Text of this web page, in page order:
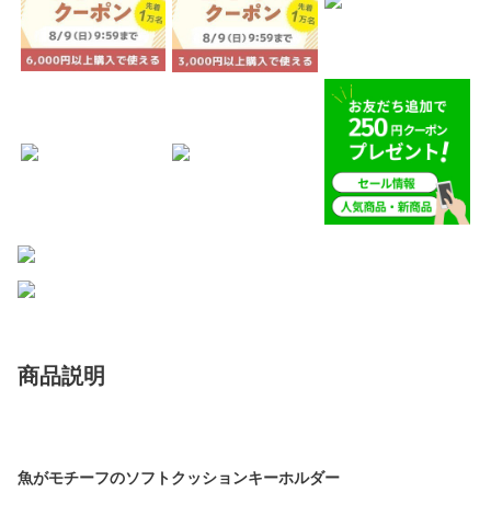
商品説明
魚がモチーフのソフトクッションキーホルダー